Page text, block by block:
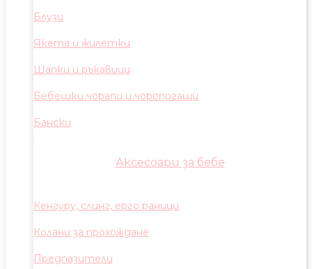
Блузи
Якета и жилетки
Шапки и ръкавици
Бебешки чорапи и чоропогащи
Бански
Аксесоари за бебе
Кенгуру, слинг, ерго раници
Колани за прохождане
Предпазители